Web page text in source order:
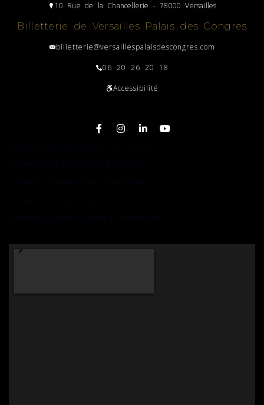
10 Rue de la Chancellerie - 78000 Versailles
Billetterie de Versailles Palais des Congres
billetterie@versaillespalaisdescongres.com
06 20 26 20 18
Accessibilité
Location salle Saint-Quentin-en-Yvelines
Location salle Montigny-le-Bretonneux
Location de salle à Vélizy Villacoublay
Location de salle à Guyancourt
Location de salle à Voisins le Bretonneux